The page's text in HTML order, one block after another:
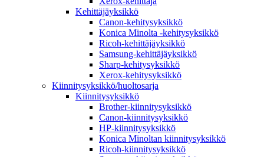
Kehittäjäyksikkö
Canon-kehitysyksikkö
Konica Minolta -kehitysyksikkö
Ricoh-kehittäjäyksikkö
Samsung-kehittäjäyksikkö
Sharp-kehitysyksikkö
Xerox-kehitysyksikkö
Kiinnitysyksikkö/huoltosarja
Kiinnitysyksikkö
Brother-kiinnitysyksikkö
Canon-kiinnitysyksikkö
HP-kiinnitysyksikkö
Konica Minoltan kiinnitysyksikkö
Ricoh-kiinnitysyksikkö